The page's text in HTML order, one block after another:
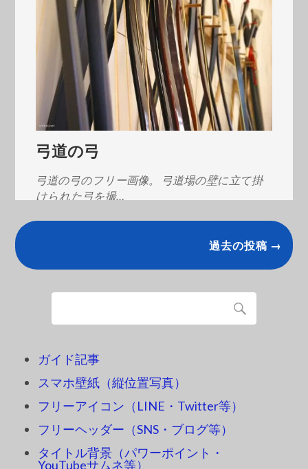
弓道の弓
弓道の弓のフリー画像。 弓道場の壁に立て掛
けられた弓を撮…
過去の投稿 →
ガイド記事
スマホ壁紙（縦位置写真）
フリーアイコン（LINE・Twitter等）
フリーヘッダー（SNS・ブログ等）
タイトル背景（パワーポイント・
YouTubeサムネ等）